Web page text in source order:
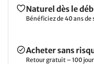
Naturel dès le
Bénéficiez de 40 ans
Acheter sans
Retour gratuit – 100